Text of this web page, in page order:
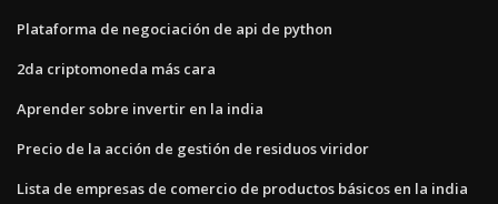
Plataforma de negociación de api de python
2da criptomoneda más cara
Aprender sobre invertir en la india
Precio de la acción de gestión de residuos viridor
Lista de empresas de comercio de productos básicos en la india